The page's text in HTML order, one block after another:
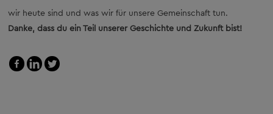
wir heute sind und was wir für unsere Gemeinschaft tun.
Danke, dass du ein Teil unserer Geschichte und Zukunft bist!